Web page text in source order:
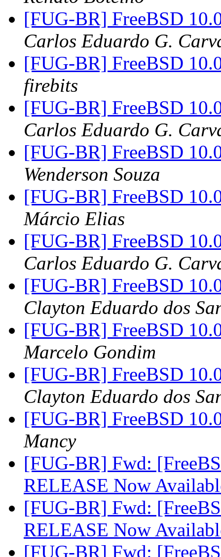
[FUG-BR] FreeBSD
Carlos Eduardo G.
[FUG-BR] FreeBSD
firebits
[FUG-BR] FreeBSD
Carlos Eduardo G.
[FUG-BR] FreeBSD
Wenderson Souza
[FUG-BR] FreeBSD
Márcio Elias
[FUG-BR] FreeBSD
Carlos Eduardo G.
[FUG-BR] FreeBSD
Clayton Eduardo dos
[FUG-BR] FreeBSD
Marcelo Gondim
[FUG-BR] FreeBSD
Clayton Eduardo dos
[FUG-BR] FreeBSD
Mancy
[FUG-BR] Fwd:
RELEASE Now
[FUG-BR] Fwd:
RELEASE Now
[FUG-BR] Fwd: